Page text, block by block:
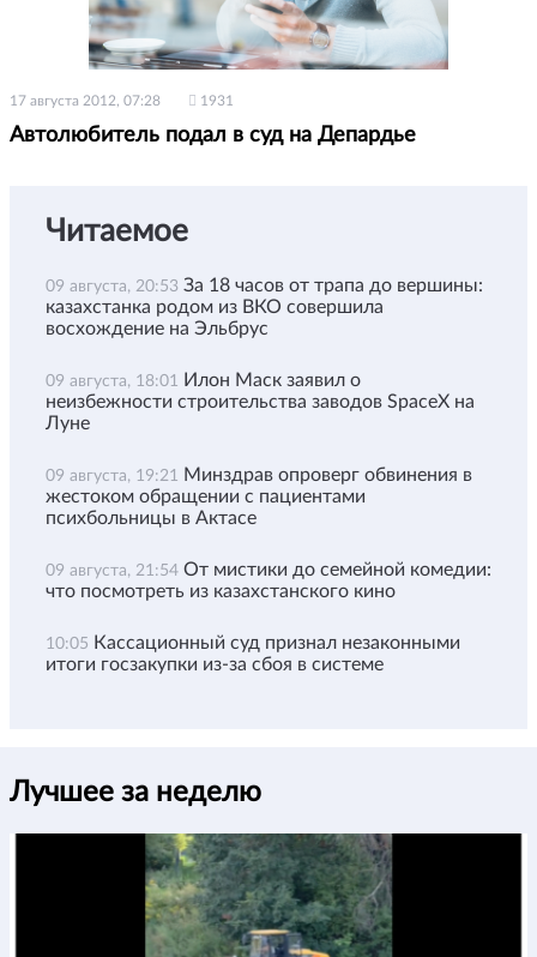
17 августа 2012, 07:28 1931
Автолюбитель подал в суд на Депардье
Читаемое
09 августа, 20:53 За 18 часов от трапа до вершины:
казахстанка родом из ВКО совершила
восхождение на Эльбрус
09 августа, 18:01 Илон Маск заявил о
неизбежности строительства заводов SpaceX на
Луне
09 августа, 19:21 Минздрав опроверг обвинения в
жестоком обращении с пациентами
психбольницы в Актасе
09 августа, 21:54 От мистики до семейной комедии:
что посмотреть из казахстанского кино
10:05 Кассационный суд признал незаконными
итоги госзакупки из-за сбоя в системе
Лучшее за неделю